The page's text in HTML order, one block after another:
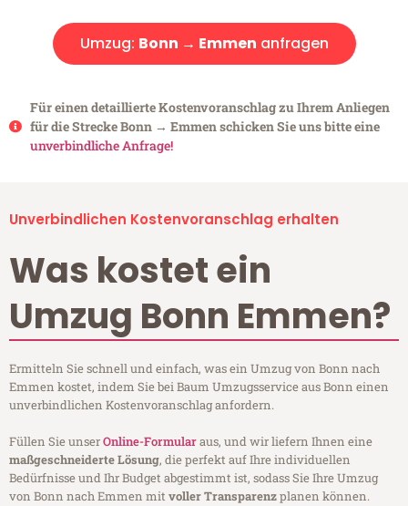
Umzug: Bonn → Emmen anfragen
Für einen detaillierte Kostenvoranschlag zu Ihrem Anliegen
für die Strecke Bonn → Emmen schicken Sie uns bitte eine
unverbindliche Anfrage!
Unverbindlichen Kostenvoranschlag erhalten
Was kostet ein
Umzug Bonn Emmen?
Ermitteln Sie schnell und einfach, was ein Umzug von Bonn nach
Emmen kostet, indem Sie bei Baum Umzugsservice aus Bonn einen
unverbindlichen Kostenvoranschlag anfordern.
Füllen Sie unserOnline-Formularaus, und wir liefern Ihnen eine
maßgeschneiderte Lösung, die perfekt auf Ihre individuellen
Bedürfnisse und Ihr Budget abgestimmt ist, sodass Sie Ihre Umzug
von Bonn nach Emmen mitvoller Transparenzplanen können.